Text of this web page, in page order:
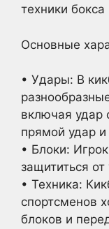
техники
Основные
• Удары: В
включая удар
прямой удар и
• Блоки:
защититься
• Техника:
спортсменов
блоков и